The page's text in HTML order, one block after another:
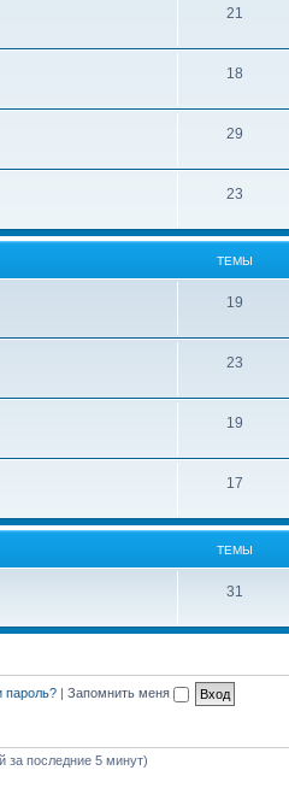
21
18
29
23
ТЕМЫ
19
23
19
17
ТЕМЫ
31
пароль? | Запомнить меня
за последние 5 минут)